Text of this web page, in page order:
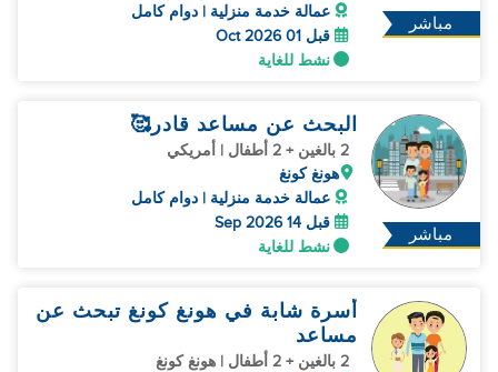
مباشر
عمالة خدمة منزلية | دوام كامل
قبل 01 Oct 2026
نشط للغاية
مباشر
البحث عن مساعد قادر🥰
2 بالغين + 2 أطفال | أمريكي
هونغ كونغ
عمالة خدمة منزلية | دوام كامل
قبل 14 Sep 2026
نشط للغاية
أسرة شابة في هونغ كونغ تبحث عن
مساعد
2 بالغين + 2 أطفال | هونغ كونغ